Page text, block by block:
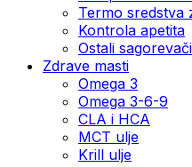
Termo sredstva
Kontrola apetita
Ostali
Zdrave masti
Omega 3
Omega 3-6-9
CLA i HCA
MCT ulje
Krill ulje